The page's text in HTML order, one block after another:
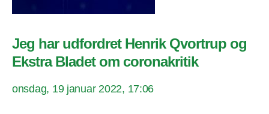
Jeg har udfordret Henrik Qvortrup og
Ekstra Bladet om coronakritik
onsdag, 19 januar 2022, 17:06